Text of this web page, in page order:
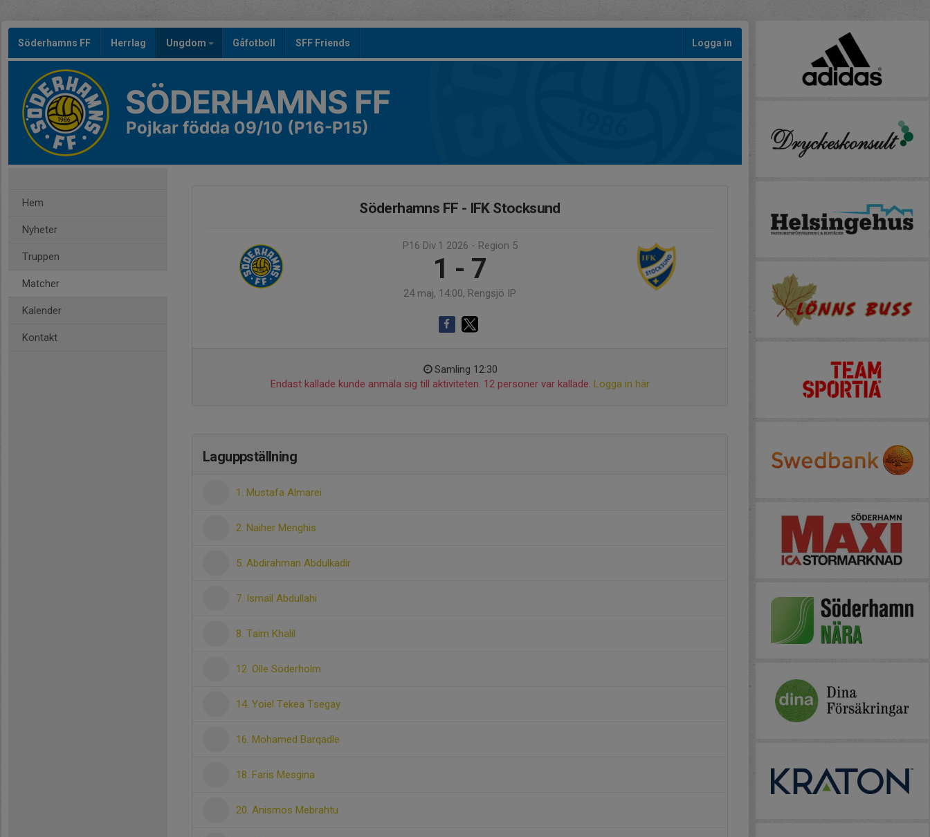
Söderhamns FF Herrlag Ungdom Gåfotboll SFF Friends Logga in
SÖDERHAMNS FF
Pojkar födda 09/10 (P16-P15)
Hem
Nyheter
Truppen
Matcher
Kalender
Kontakt
Söderhamns FF - IFK Stocksund
P16 Div.1 2026 - Region 5
1 - 7
24 maj, 14:00, Rengsjö IP
Samling 12:30
Endast kallade kunde anmäla sig till aktiviteten. 12 personer var kallade. Logga in här
Laguppställning
1. Mustafa Almarei
2. Naiher Menghis
5. Abdirahman Abdulkadir
7. Ismail Abdullahi
8. Taim Khalil
12. Olle Söderholm
14. Yoiel Tekea Tsegay
16. Mohamed Barqadle
18. Faris Mesgina
20. Anismos Mebrahtu